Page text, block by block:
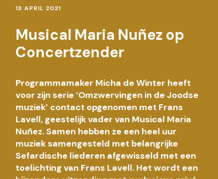
13 APRIL 2021
Musical Maria Nuñez op
Concertzender
Programmamaker Micha de Winter heeft
voor zijn serie ‘Omzwervingen in de Joodse
muziek’ contact opgenomen met Frans
Lavell, geestelijk vader van Musical Maria
Nuñez. Samen hebben ze een heel uur
muziek samengesteld met belangrijke
Sefardische liederen afgewisseld met een
toelichting van Frans Lavell. Het wordt een